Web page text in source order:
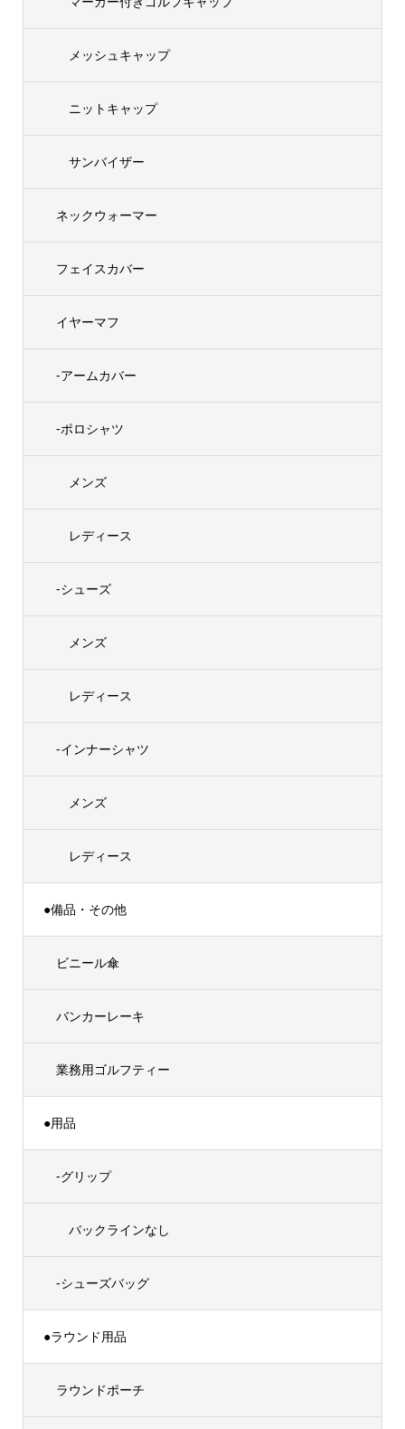
メッシュキャップ
ニットキャップ
サンバイザー
ネックウォーマー
フェイスカバー
イヤーマフ
-アームカバー
-ポロシャツ
メンズ
レディース
-シューズ
メンズ
レディース
-インナーシャツ
メンズ
レディース
●備品・その他
ビニール傘
バンカーレーキ
業務用ゴルフティー
●用品
-グリップ
バックラインなし
-シューズバッグ
●ラウンド用品
ラウンドポーチ